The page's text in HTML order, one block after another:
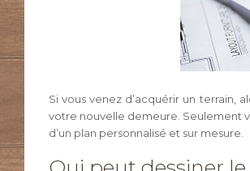
Si vous venez d’acquérir un terrain,
votre nouvelle demeure. Seulement
d’un plan personnalisé et sur mesure.